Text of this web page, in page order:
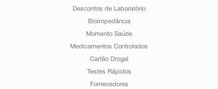
Descontos de Laboratório
Bioimpedância
Momento Saúde
Medicamentos Controlados
Cartão Drogal
Testes Rápidos
Fornecedores